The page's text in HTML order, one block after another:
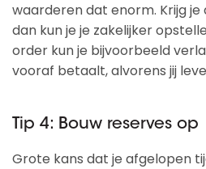
waarderen dat enorm. Krijg
dan kun je je zakelijker
order kun je bijvoorbeeld
vooraf betaalt, alvorens jij
Tip 4: Bouw reserves op
Grote kans dat je afgelopen